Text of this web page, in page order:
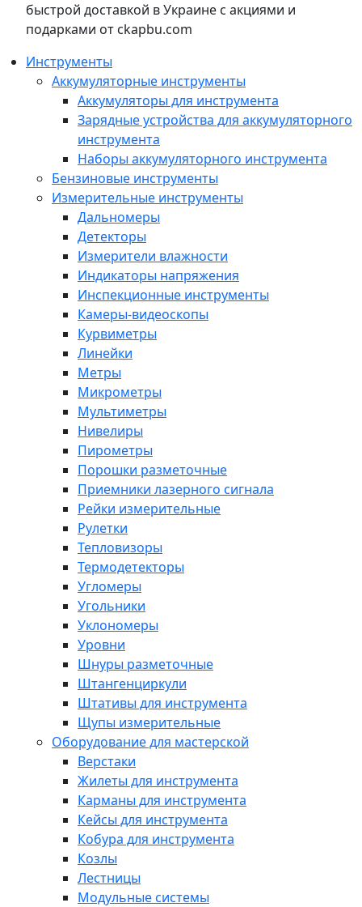
быстрой доставкой в Украине с акциями и
подарками от ckapbu.com
Инструменты
Аккумуляторные инструменты
Аккумуляторы для инструмента
Зарядные устройства для аккумуляторного
инструмента
Наборы аккумуляторного инструмента
Бензиновые инструменты
Измерительные инструменты
Дальномеры
Детекторы
Измерители влажности
Индикаторы напряжения
Инспекционные инструменты
Камеры-видеоскопы
Курвиметры
Линейки
Метры
Микрометры
Мультиметры
Нивелиры
Пирометры
Порошки разметочные
Приемники лазерного сигнала
Рейки измерительные
Рулетки
Тепловизоры
Термодетекторы
Угломеры
Угольники
Уклономеры
Уровни
Шнуры разметочные
Штангенциркули
Штативы для инструмента
Щупы измерительные
Оборудование для мастерской
Верстаки
Жилеты для инструмента
Карманы для инструмента
Кейсы для инструмента
Кобура для инструмента
Козлы
Лестницы
Модульные системы